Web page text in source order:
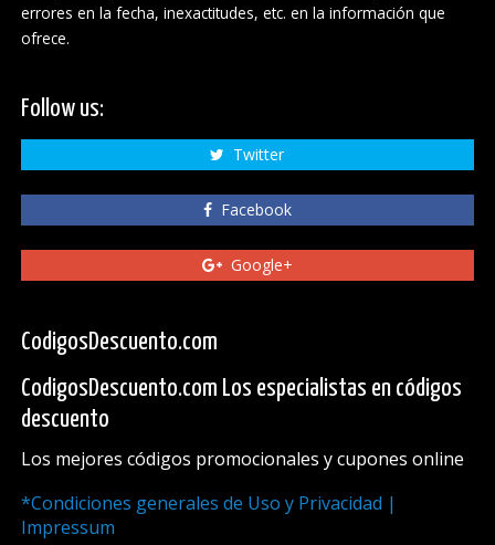
errores en la fecha, inexactitudes, etc. en la información que
ofrece.
Follow us:
Twitter
Facebook
Google+
CodigosDescuento.com
CodigosDescuento.com Los especialistas en códigos
descuento
Los mejores códigos promocionales y cupones online
*Condiciones generales de Uso y Privacidad |
Impressum